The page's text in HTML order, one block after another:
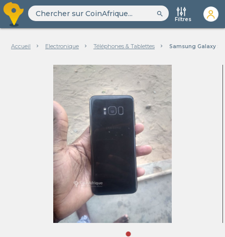
search
Filtres
Accueil Electronique Téléphones & Tablettes Samsung Galaxy S8